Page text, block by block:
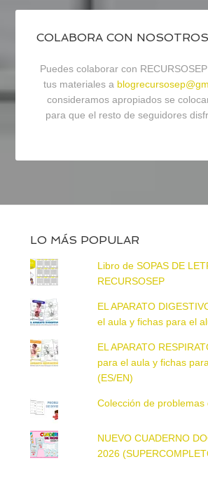
COLABORA CON NOSOTROS
Puedes colaborar con
tus materiales a
consideramos apropiados se
para que el resto de seguidores
LO MÁS POPULAR
Libro de SOPAS DE
RECURSOSEP
EL APARATO
el aula y fichas para el
EL APARATO
para el aula y fichas
(ES/EN)
Colección de problemas
NUEVO CUADERNO
2026